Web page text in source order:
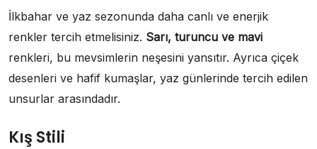
İlkbahar ve yaz sezonunda daha canlı ve enerjik
renkler tercih etmelisiniz. Sarı, turuncu ve mavi
renkleri, bu mevsimlerin neşesini yansıtır. Ayrıca çiçek
desenleri ve hafif kumaşlar, yaz günlerinde tercih edilen
unsurlar arasındadır.
Kış Stili